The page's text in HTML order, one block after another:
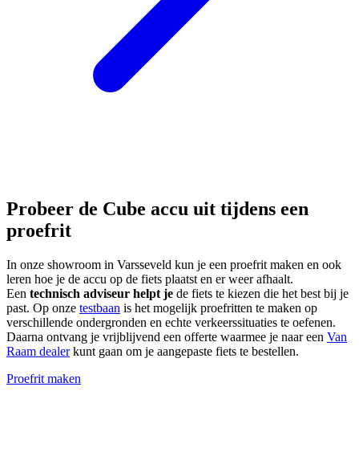
Probeer de Cube accu uit tijdens een
proefrit
In onze showroom in Varsseveld kun je een proefrit maken en ook
leren hoe je de accu op de fiets plaatst en er weer afhaalt.
Een technisch adviseur helpt je de fiets te kiezen die het best bij je
past. Op onze testbaan is het mogelijk proefritten te maken op
verschillende ondergronden en echte verkeerssituaties te oefenen.
Daarna ontvang je vrijblijvend een offerte waarmee je naar een Van
Raam dealerkunt gaan om je aangepaste fiets te bestellen.
Proefrit maken